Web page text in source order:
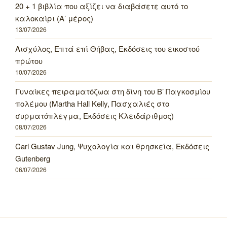
20 + 1 βιβλία που αξίζει να διαβάσετε αυτό το
καλοκαίρι (Α’ μέρος)
13/07/2026
Αισχύλος, Επτά επί Θήβας, Εκδόσεις του εικοστού
πρώτου
10/07/2026
Γυναίκες πειραματόζωα στη δίνη του Β’ Παγκοσμίου
πολέμου (Martha Hall Kelly, Πασχαλιές στο
συρματόπλεγμα, Εκδόσεις Κλειδάριθμος)
08/07/2026
Carl Gustav Jung, Ψυχολογία και θρησκεία, Εκδόσεις
Gutenberg
06/07/2026